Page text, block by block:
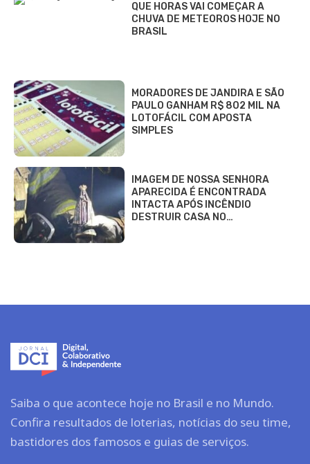
QUE HORAS VAI COMEÇAR A
CHUVA DE METEOROS HOJE NO
BRASIL
MORADORES DE JANDIRA E SÃO
PAULO GANHAM R$ 802 MIL NA
LOTOFÁCIL COM APOSTA
SIMPLES
IMAGEM DE NOSSA SENHORA
APARECIDA É ENCONTRADA
INTACTA APÓS INCÊNDIO
DESTRUIR CASA NO…
Saiba o que acontece hoje no Brasil e no Mundo.
Confira resultados de loterias, notícias do seu time,
bastidores dos famosos e guias de serviços.